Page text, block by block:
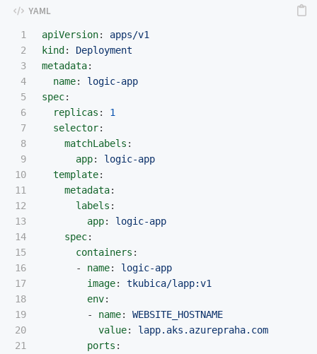
1
2
3
4
5
6
7
8
9
10
11
12
13
14
15
16
17
18
19
20
21
apiVersion:
apps/v1
kind :
Deployment
metadata:
name:
logic-app
spec:
replicas :
1
selector:
matchLabels :
app:
logic-app
template:
metadata:
labels :
app:
logic-app
spec:
containers :
-
name:
logic-app
image:
tkubica/lapp:v1
env:
-
name:
WEBSITE_HOSTNAME
value:
lapp.aks.azurepraha.com
ports :